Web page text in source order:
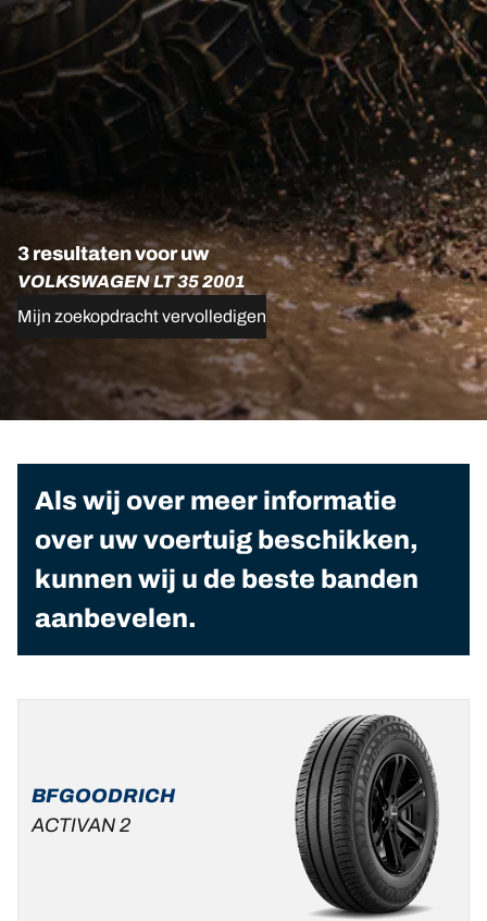
3 resultaten voor uw
VOLKSWAGEN LT 35 2001
Mijn zoekopdracht vervolledigen
Als wij over meer informatie
over uw voertuig beschikken,
kunnen wij u de beste banden
aanbevelen.
BFGOODRICH
ACTIVAN 2